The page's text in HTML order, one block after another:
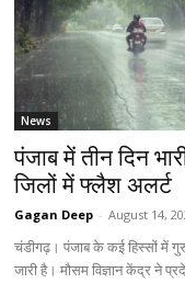
News
पंजाब में तीन दिन
जिलों में फ्लैश अलर्ट
Gagan Deep - August 14,
चंडीगढ़। पंजाब के कई हिस्सों में
जारी है। मौसम विज्ञान केंद्र ने